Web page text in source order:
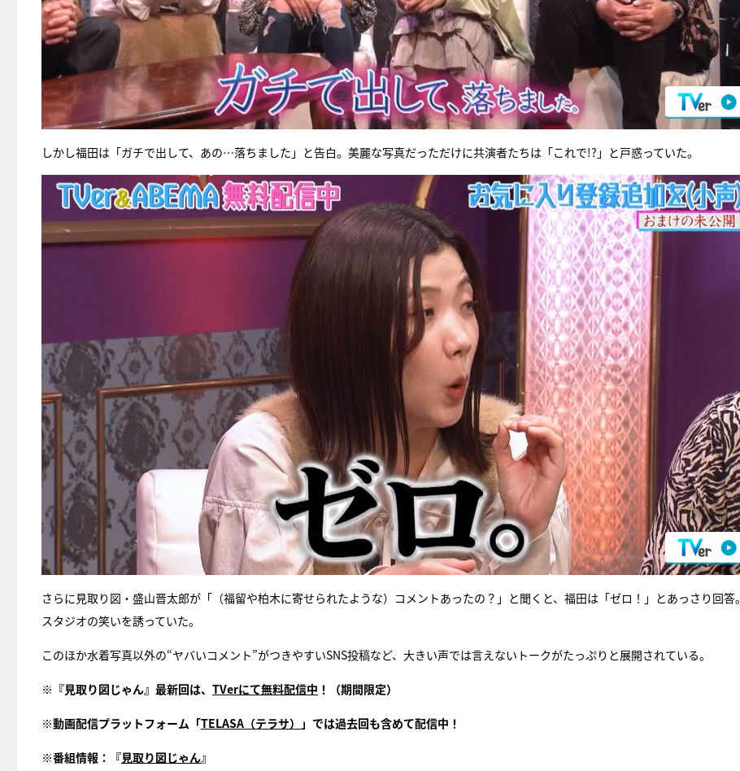
しかし福田は「ガチで出して、あの…落ちました」と告白。美麗な写真だっただけに共演者たちは「これで!?」と戸惑っていた。
さらに見取り図・盛山晋太郎が「（福留や柏木に寄せられたような）コメントあったの？」と聞くと、福田は「ゼロ！」とあっさり回答。
スタジオの笑いを誘っていた。
このほか水着写真以外の“ヤバいコメント”がつきやすいSNS投稿など、大きい声では言えないトークがたっぷりと展開されている。
※『見取り図じゃん』最新回は、 TVerにて無料配信中 ！（期間限定）
※動画配信プラットフォーム「TELASA（テラサ） 」では過去回も含めて配信中！
※番組情報：『見取り図じゃん』